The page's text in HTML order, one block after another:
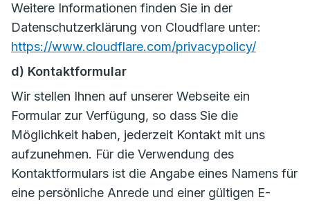
Weitere Informationen finden Sie in der
Datenschutzerklärung von Cloudflare unter:
https://www.cloudflare.com/privacypolicy/
d) Kontaktformular
Wir stellen Ihnen auf unserer Webseite ein
Formular zur Verfügung, so dass Sie die
Möglichkeit haben, jederzeit Kontakt mit uns
aufzunehmen. Für die Verwendung des
Kontaktformulars ist die Angabe eines Namens für
eine persönliche Anrede und einer gültigen E-